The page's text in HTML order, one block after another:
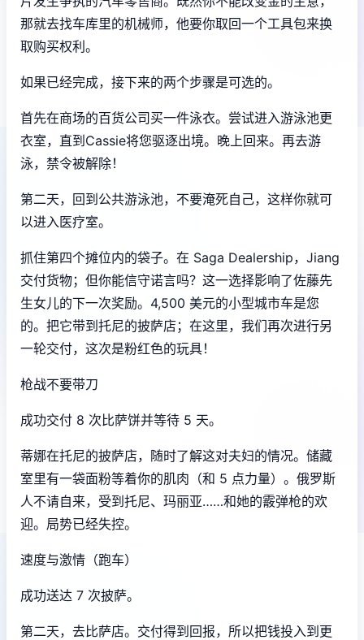
那就去找车库里的机械师，他要你取回一个工具包来换
取购买权利。
如果已经完成，接下来的两个步骤是可选的。
首先在商场的百货公司买一件泳衣。尝试进入游泳池更
衣室，直到Cassie将您驱逐出境。晚上回来。再去游
泳，禁令被解除！
第二天，回到公共游泳池，不要淹死自己，这样你就可
以进入医疗室。
抓住第四个摊位内的袋子。在 Saga Dealership，Jiang
交付货物；但你能信守诺言吗？这一选择影响了佐藤先
生女儿的下一次奖励。4,500 美元的小型城市车是您
的。把它带到托尼的披萨店；在这里，我们再次进行另
一轮交付，这次是粉红色的玩具！
枪战不要带刀
成功交付 8 次比萨饼并等待 5 天。
蒂娜在托尼的披萨店，随时了解这对夫妇的情况。储藏
室里有一袋面粉等着你的肌肉（和 5 点力量）。俄罗斯
人不请自来，受到托尼、玛丽亚……和她的霰弹枪的欢
迎。局势已经失控。
速度与激情（跑车）
成功送达 7 次披萨。
第二天，去比萨店。交付得到回报，所以把钱投入到更